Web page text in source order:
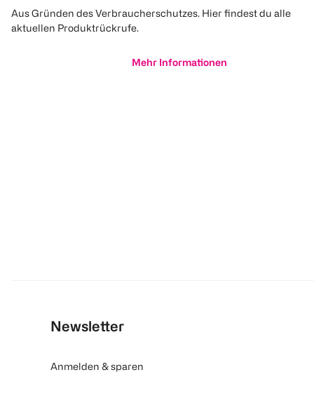
Aus Gründen des Verbraucherschutzes. Hier findest du alle
aktuellen Produktrückrufe.
Mehr Informationen
Newsletter
Anmelden & sparen